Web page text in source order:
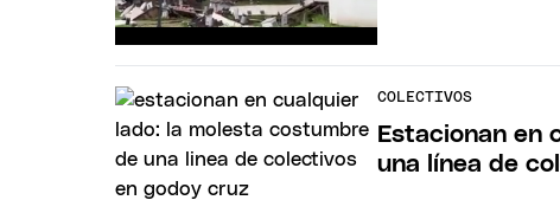
COLECTIVOS
Estacionan en
una línea de